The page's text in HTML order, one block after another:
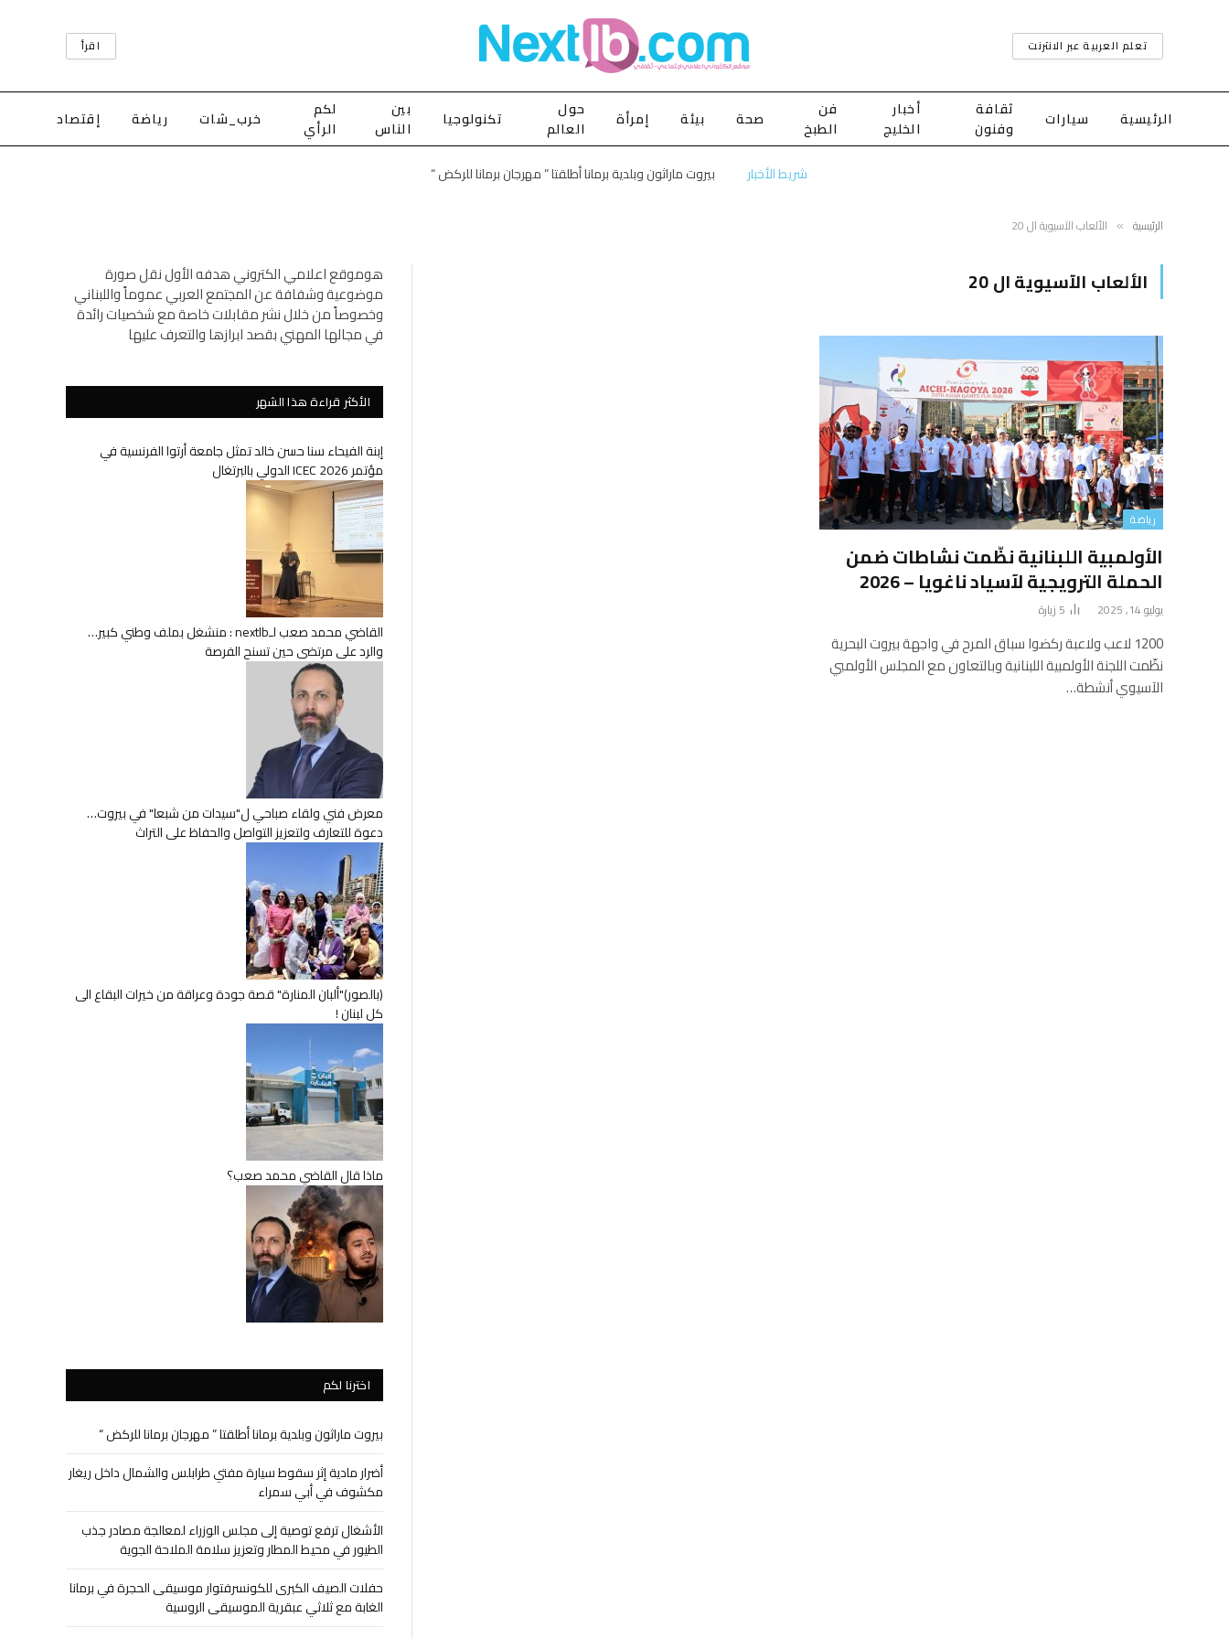
تعلم العربية عبر الانترنت اقرأ
الرئيسية سيارات
ثقافة
وفنون
أخبار
الخليج
فن
الطبخ
صحة بيئة إمرأة
حول
العالم
تكنولوجيا
بين
الناس
لكم
الرأي
خرب_شات رياضة إقتصاد
شريط الأخبار بيروت ماراثون وبلدية برمانا أطلقتا ” مهرجان برمانا للركض “
الرئيسية » الألعاب الآسيوية ال 20
الألعاب الآسيوية ال 20
رياضة
الأولمبية اللبنانية نظّمت نشاطات ضمن
الحملة الترويجية لآسياد ناغويا – 2026
يوليو 14, 2025 5 زيارة
1200 لاعب ولاعبة ركضوا سباق المرح في واجهة بيروت البحرية
نظّمت اللجنة الأولمبية اللبنانية وبالتعاون مع المجلس الأولمبي
الآسيوي أنشطة…
هوموقع اعلامي الكتروني هدفه الأول نقل صورة
موضوعية وشفافة عن المجتمع العربي عموماً واللبناني
وخصوصاً من خلال نشر مقابلات خاصة مع شخصيات رائدة
في مجالها المهني بقصد ابرازها والتعرف عليها
الأكثر قراءة هذا الشهر
إبنة الفيحاء سنا حسن خالد تمثل جامعة أرتوا الفرنسية في
مؤتمر ICEC 2026 الدولي بالبرتغال
القاضي محمد صعب لـnextlb : منشغل بملف وطني كبير…
والرد على مرتضى حين تسنح الفرصة
معرض فني ولقاء صباحي ل"سيدات من شبعا" في بيروت…
دعوة للتعارف ولتعزيز التواصل والحفاظ على التراث
(بالصور)"ألبان المنارة" قصة جودة وعراقة من خيرات البقاع الى
كل لبنان !
ماذا قال القاضي محمد صعب؟
اخترنا لكم
بيروت ماراثون وبلدية برمانا أطلقتا ” مهرجان برمانا للركض “
أضرار مادية إثر سقوط سيارة مفتي طرابلس والشمال داخل ريغار
مكشوف في أبي سمراء
الأشغال ترفع توصية إلى مجلس الوزراء لمعالجة مصادر جذب
الطيور في محيط المطار وتعزيز سلامة الملاحة الجوية
حفلات الصيف الكبرى للكونسرفتوار موسيقى الحجرة في برمانا
الغابة مع ثلاثي عبقرية الموسيقى الروسية